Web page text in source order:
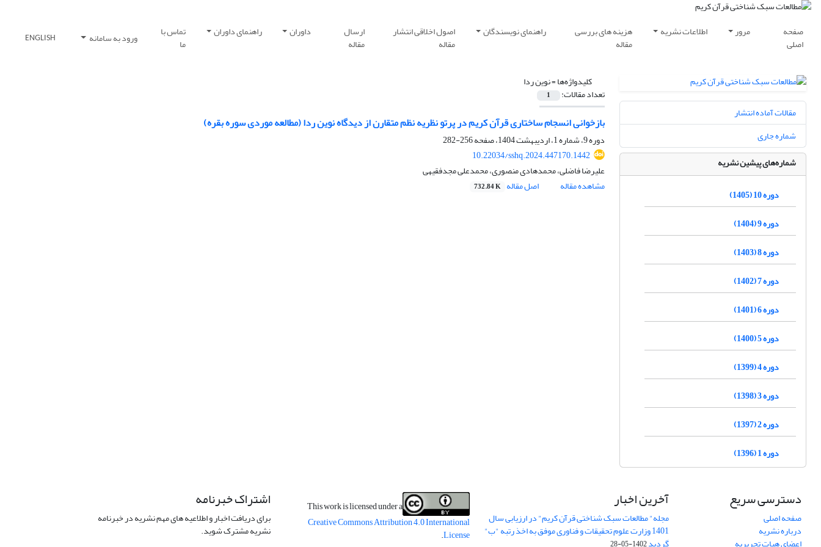
صفحه
اصلی
مرور اطلاعات نشریه هزینه های بررسی
مقاله
راهنمای نویسندگان اصول اخلاقی انتشار
مقاله
ارسال
مقاله
داوران راهنمای داوران تماس با
ما ورود به سامانه ENGLISH
کلیدواژه‌ها =نوین ردا
تعداد مقالات: 1
بازخوانی انسجام ساختاری قرآن کریم در پرتو نظریه نظم متقارن از دیدگاه نوین ردا (مطالعه موردی سوره بقره)
دوره 9، شماره 1، اردیبهشت 1404، صفحه
256-282
10.22034/sshq.2024.447170.1442
علیرضا فاضلی، محمدهادی منصوری، محمدعلی مجدفقیهی
مشاهده مقاله
اصل مقاله 732.84 K
مقالات آماده انتشار
شماره جاری
شماره‌های پیشین نشریه
دوره 10 (1405)
دوره 9 (1404)
دوره 8 (1403)
دوره 7 (1402)
دوره 6 (1401)
دوره 5 (1400)
دوره 4 (1399)
دوره 3 (1398)
دوره 2 (1397)
دوره 1 (1396)
دسترسی سریع
صفحه اصلی
درباره نشریه
اعضای هیات تحریریه
آخرین اخبار
مجله" مطالعات سبک شناختی قرآن کریم" در ارزیابی سال
1401 وزارت علوم تحقیقات و فناوری موفق به اخذ رتبه "ب"
گردید1402-05-28
This work is licensed under a
Creative Commons Attribution 4.0 International
License
.
اشتراک خبرنامه
برای دریافت اخبار و اطلاعیه های مهم نشریه در خبرنامه
نشریه مشترک شوید.